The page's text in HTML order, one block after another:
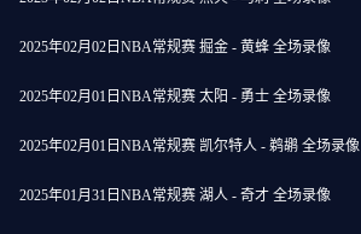
2025年02月02日NBA常规赛 掘金 - 黄蜂 全场录像
2025年02月01日NBA常规赛 太阳 - 勇士 全场录像
2025年02月01日NBA常规赛 凯尔特人 - 鹈鹕 全场录像
2025年01月31日NBA常规赛 湖人 - 奇才 全场录像